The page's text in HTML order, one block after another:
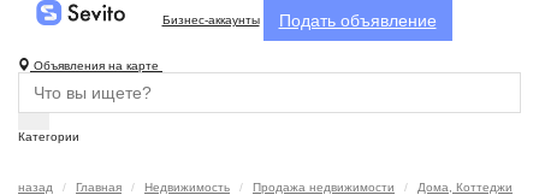
Бизнес-аккаунты Подать объявление
Объявления на карте
Категории
назад Главная Недвижимость Продажа недвижимости Дома, Коттеджи